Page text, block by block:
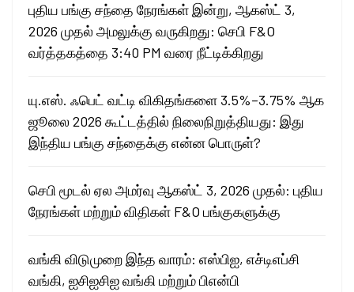
புதிய பங்கு சந்தை நேரங்கள் இன்று, ஆகஸ்ட் 3,
2026 முதல் அமலுக்கு வருகிறது: செபி F&O
வர்த்தகத்தை 3:40 PM வரை நீட்டிக்கிறது
யு.எஸ். ஃபெட் வட்டி விகிதங்களை 3.5%–3.75% ஆக
ஜூலை 2026 கூட்டத்தில் நிலைநிறுத்தியது: இது
இந்திய பங்கு சந்தைக்கு என்ன பொருள்?
செபி மூடல் ஏல அமர்வு ஆகஸ்ட் 3, 2026 முதல்: புதிய
நேரங்கள் மற்றும் விதிகள் F&O பங்குகளுக்கு
வங்கி விடுமுறை இந்த வாரம்: எஸ்பிஐ, எச்டிஎப்சி
வங்கி, ஐசிஐசிஐ வங்கி மற்றும் பிஎன்பி